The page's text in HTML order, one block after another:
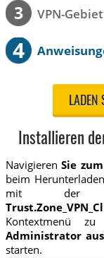
3 VPN-Gebiet
4
LADEN
Installieren
NavigierenSie zum
beim
mit der
Kontextmenü
Administrator
starten.